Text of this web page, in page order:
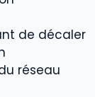
de décaler
réseau